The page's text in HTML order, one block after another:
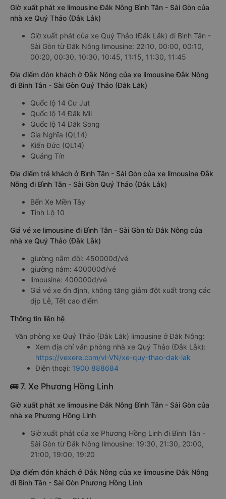
Giờ xuất phát xe limousine Đắk Nông Bình Tân - Sài Gòn của
nhà xe Quý Thảo (Đắk Lắk)
Giờ xuất phát của xe Quý Thảo (Đắk Lắk) đi Bình Tân -
Sài Gòn từ Đắk Nông limousine: 22:10, 00:00, 00:10,
00:20, 00:30, 10:30, 10:45, 11:15, 11:30, 11:45
Địa điểm đón khách ở Đắk Nông của xe limousine Đắk Nông
đi Bình Tân - Sài Gòn Quý Thảo (Đắk Lắk)
Quốc lộ 14 Cư Jut
Quốc lộ 14 Đăk Mil
Quốc lộ 14 Đăk Song
Gia Nghĩa (QL14)
Kiến Đức (QL14)
Quảng Tín
Địa điểm trả khách ở Bình Tân - Sài Gòn của xe limousine Đắk
Nông đi Bình Tân - Sài Gòn Quý Thảo (Đắk Lắk)
Bến Xe Miền Tây
Tỉnh Lộ 10
Giá vé xe limousine đi Bình Tân - Sài Gòn từ Đắk Nông của
nhà xe Quý Thảo (Đắk Lắk)
giường nằm đôi: 450000đ/vé
giường nằm: 400000đ/vé
limousine: 400000đ/vé
Giá vé xe ổn định, không tăng giảm đột xuất trong các
dịp Lễ, Tết cao điểm
Thông tin liên hệ
Văn phòng xe Quý Thảo (Đắk Lắk) limousine ở Đắk Nông:
Xem địa chỉ văn phòng nhà xe Quý Thảo (Đắk Lắk):
https://vexere.com/vi-VN/xe-quy-thao-dak-lak
Điện thoại: 1900 888684
🚌 7. Xe Phương Hồng Linh
Giờ xuất phát xe limousine Đắk Nông Bình Tân - Sài Gòn của
nhà xe Phương Hồng Linh
Giờ xuất phát của xe Phương Hồng Linh đi Bình Tân -
Sài Gòn từ Đắk Nông limousine: 19:30, 21:30, 20:00,
21:00, 19:00, 19:20
Địa điểm đón khách ở Đắk Nông của xe limousine Đắk Nông
đi Bình Tân - Sài Gòn Phương Hồng Linh